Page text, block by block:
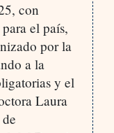
con
el país,
por la
a la
y el
Laura